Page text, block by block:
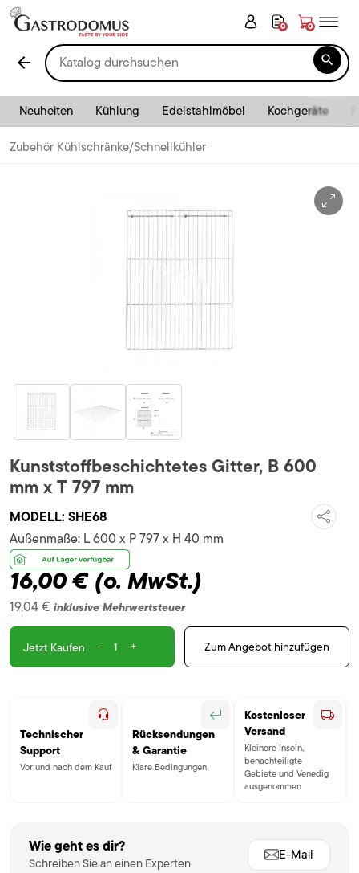
0 0
arrow_back 
Neuheiten Kühlung Edelstahlmöbel Kochgeräte
Zubehör Kühlschränke/Schnellkühler
Kunststoffbeschichtetes Gitter, B 600
mm x T 797 mm
MODELL: SHE68
Außenmaße: L 600 x P 797 x H 40 mm
16,00 €(o. MwSt.)
19,04 € inklusive Mehrwertsteuer
Jetzt Kaufen - + Zum Angebot hinzufügen
Technischer
Support
Vor und nach dem Kauf
Rücksendungen
& Garantie
Klare Bedingungen
Kostenloser
Versand
Kleinere Inseln,
benachteiligte
Gebiete und Venedig
ausgenommen
Wie geht es dir?
Schreiben Sie an einen Experten
E-Mail